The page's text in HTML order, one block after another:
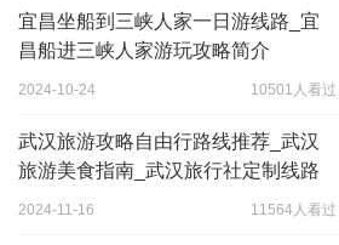
宜昌坐船到三峡人家一日游线路_宜
昌船进三峡人家游玩攻略简介
2024-10-24 10501人看过
武汉旅游攻略自由行路线推荐_武汉
旅游美食指南_武汉旅行社定制线路
2024-11-16 11564人看过